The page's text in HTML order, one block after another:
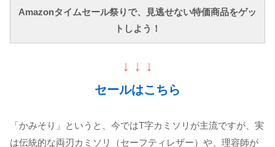
Amazonタイムセール祭りで、見逃せない特価商品をゲッ
トしよう！
↓ ↓ ↓
セールはこちら
「かみそり」というと、今ではT字カミソリが主流ですが、実
は伝統的な両刃カミソリ（セーフティレザー）や、理容師が